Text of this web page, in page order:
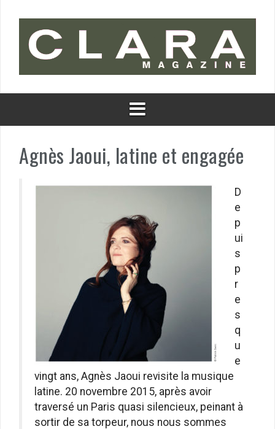
Agnès Jaoui, latine et engagée
D
e
p
ui
s
p
r
e
s
q
u
e
vingt ans, Agnès Jaoui revisite la musique
latine. 20 novembre 2015, après avoir
traversé un Paris quasi silencieux, peinant à
sortir de sa torpeur, nous nous sommes